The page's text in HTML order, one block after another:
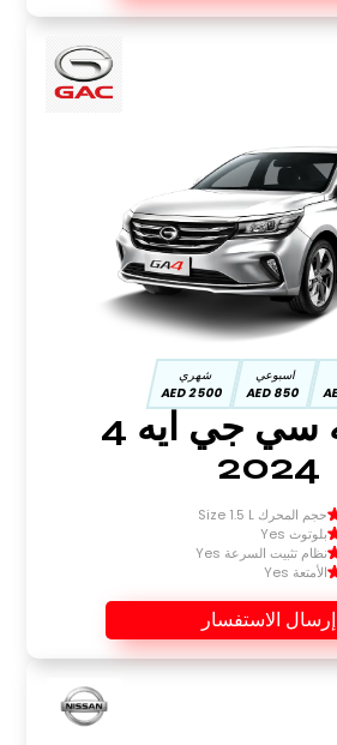
اسبوعي
850 AED
شهري
2500 AED
جي ايه سي جي ايه 4
2024
حجم المحرك Size 1.5 L
بلوتوث Yes
نظام تثبيت السرعة Yes
الأمتعة Yes
إرسال الاستفسار